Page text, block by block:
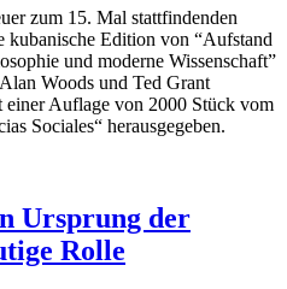
zum 15. Mal stattfindenden
kubanische Edition von “Aufstand
und moderne Wissenschaft”
Woods und Ted Grant
Auflage von 2000 Stück vom
Sociales“ herausgegeben.
Ursprung der
Rolle